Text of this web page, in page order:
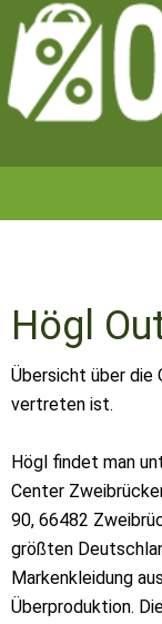
Högl
Übersicht über die
vertreten ist.
Högl findet man
Center
90, 66482
größten
Markenkleidung
Überproduktion.